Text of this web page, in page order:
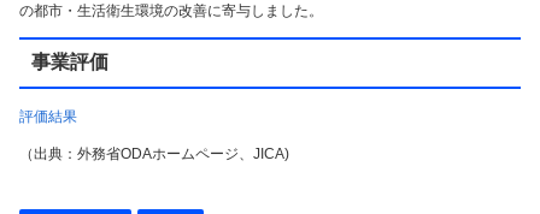
の都市・生活衛生環境の改善に寄与しました。
事業評価
評価結果
（出典：外務省ODAホームページ、JICA)